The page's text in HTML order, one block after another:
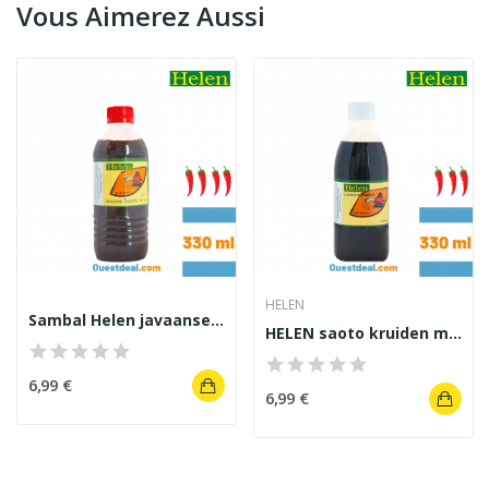
Vous Aimerez Aussi
Sambal Helen javaanse sauce pimentée sucré
6,99 €
HELEN
HELEN saoto kruiden met peper sauce saté 330 ml
6,99 €